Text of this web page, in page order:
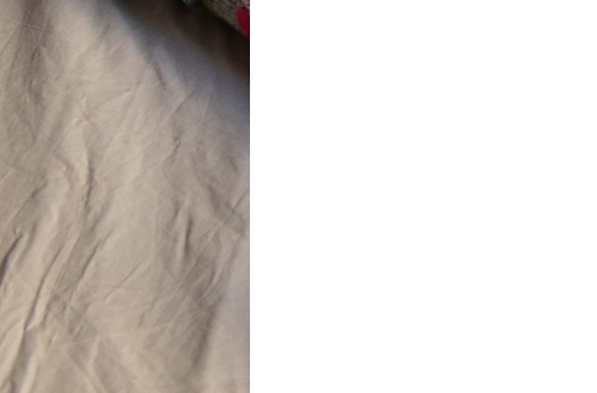
Ce patron a été
initialement créé pour
les membres de…